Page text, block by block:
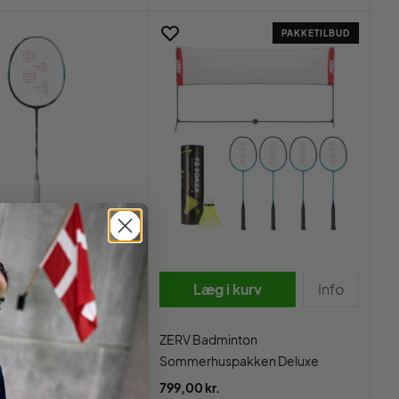
kurv
88 D Pro Black/Silver
PAKKETILBUD
Læg i kurv Info
ZERV Badminton
Sommerhuspakken Deluxe
799,00 kr.